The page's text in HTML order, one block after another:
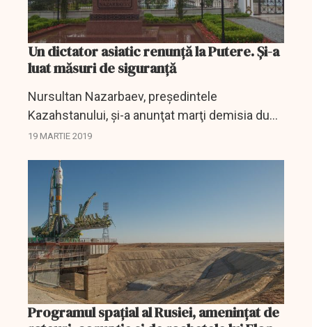
Un dictator asiatic renunță la Putere. Și-a
luat măsuri de siguranță
Nursultan Nazarbaev, preşedintele
Kazahstanului, şi-a anunţat marţi demisia după
ce aproape 30 de ani s-a aflat la conducerea
Centrală, bogată în...
19 MARTIE 2019
Programul spațial al Rusiei, amenințat de